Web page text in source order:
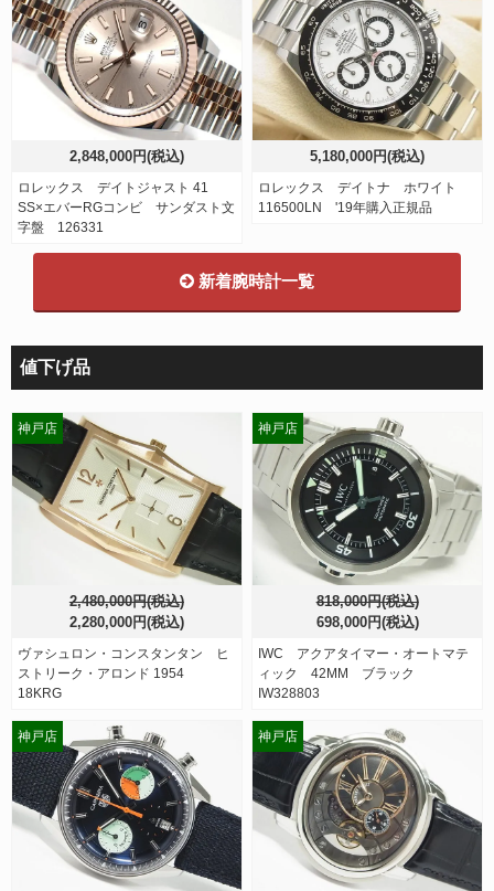
2,848,000円(税込)
ロレックス デイトジャスト 41
SS×エバーRGコンビ サンダスト文
字盤 126331
5,180,000円(税込)
ロレックス デイトナ ホワイト
116500LN '19年購入正規品
新着腕時計一覧
値下げ品
2,480,000円(税込)
2,280,000円(税込)
ヴァシュロン・コンスタンタン ヒ
ストリーク・アロンド 1954
18KRG
神戸店
818,000円(税込)
698,000円(税込)
IWC アクアタイマー・オートマテ
ィック 42MM ブラック
IW328803
神戸店
神戸店 神戸店